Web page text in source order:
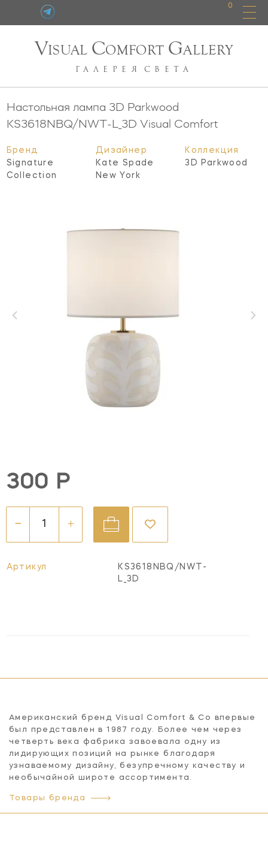
0
VISUAL COMFORT GALLERY
ГАЛЕРЕЯ СВЕТА
Настольная лампа 3D Parkwood
KS3618NBQ/NWT-L_3D Visual Comfort
Бренд
Signature
Collection
Дизайнер
Kate Spade
New York
Коллекция
3D Parkwood
300 Р
Артикул
KS3618NBQ/NWT-
L_3D
Американский бренд Visual Comfort & Co впервые
был представлен в 1987 году. Более чем через
четверть века фабрика завоевала одну из
лидирующих позиций на рынке благодаря
узнаваемому дизайну, безупречному качеству и
необычайной широте ассортимента.
Товары бренда